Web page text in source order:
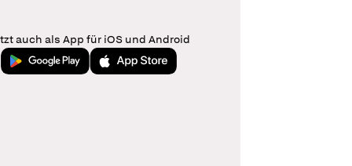
auch als App für iOS und Android
Jetzt bei Google PlayLaden im App Store